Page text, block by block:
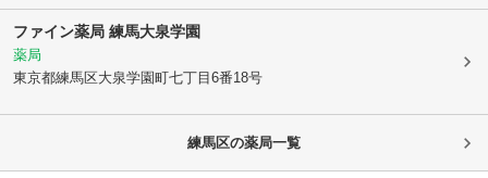
ファイン薬局 練馬大泉学園
薬局
東京都練馬区大泉学園町七丁目6番18号
練馬区の薬局一覧